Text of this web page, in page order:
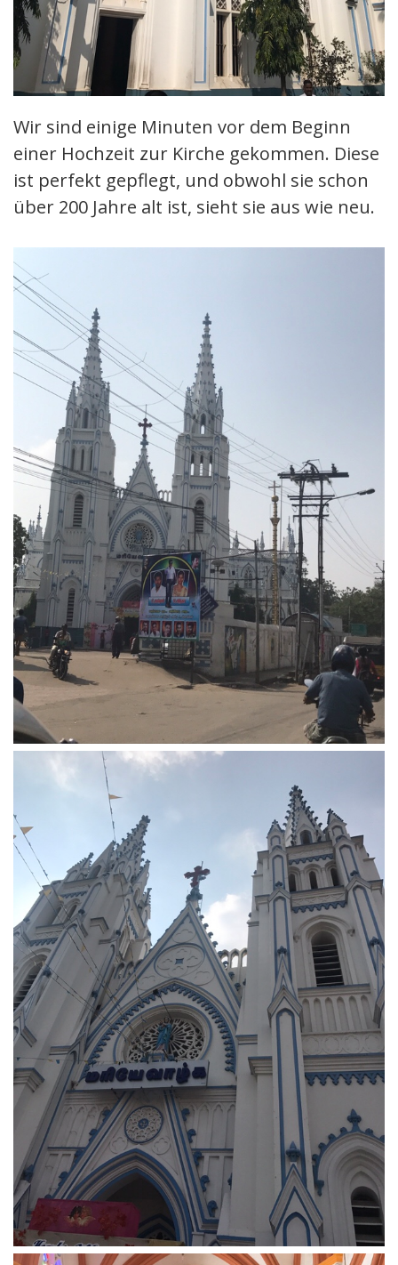
Wir sind einige Minuten vor dem Beginn
einer Hochzeit zur Kirche gekommen. Diese
ist perfekt gepflegt, und obwohl sie schon
über 200 Jahre alt ist, sieht sie aus wie neu.